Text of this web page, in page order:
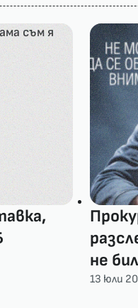
не
13 юли